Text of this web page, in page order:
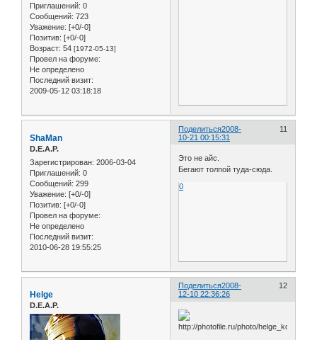
Приглашений: 0
Сообщений: 723
Уважение: [+0/-0]
Позитив: [+0/-0]
Возраст: 54 [1972-05-13]
Провел на форуме:
Не определено
Последний визит:
2009-05-12 03:18:18
Поделиться 11
2008-
10-21 00:15:31
ShaMan
D.E.A.P.
Зарегистрирован: 2006-03-04
Приглашений: 0
Сообщений: 299
Уважение: [+0/-0]
Позитив: [+0/-0]
Провел на форуме:
Не определено
Последний визит:
2010-06-28 19:55:25
Это не айс.
Бегают толпой туда-сюда.
0
Поделиться 12
2008-
12-10 22:36:26
Helge
D.E.A.P.